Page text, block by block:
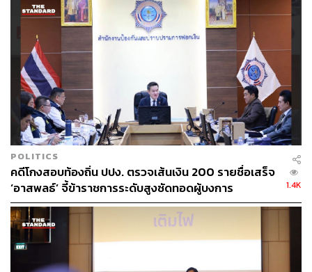
POLITICS
คดีโกงสอบท้องถิ่น ปปง. ตรวจเส้นเงิน 200 รายชื่อเสร็จ
‘อาสพลธ์’ จี้ข้าราชการระดับสูงซัดทอดผู้บงการ
1.4K